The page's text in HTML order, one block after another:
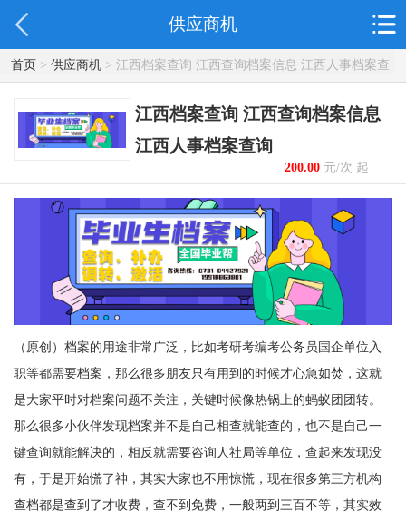
供应商机
首页> 供应商机> 江西档案查询 江西查询档案信息 江西人事档案查
询
江西档案查询 江西查询档案信息
江西人事档案查询
200.00元/次 起
（ 原创） 档案的用途非常广泛，比如考研考编考公务员国企单位入
职等都需要档案，那么很多朋友只有用到的时候才心急如焚，这就
是大家平时对档案问题不关注，关键时候像热锅上的蚂蚁团团转。
那么很多小伙伴发现档案并不是自己相查就能查的，也不是自己一
键查询就能解决的，相反就需要咨询人社局等单位，查起来发现没
有，于是开始慌了神，其实大家也不用惊慌，现在很多第三方机构
查档都是查到了才收费，查不到免费，一般两到三百不等，其实效